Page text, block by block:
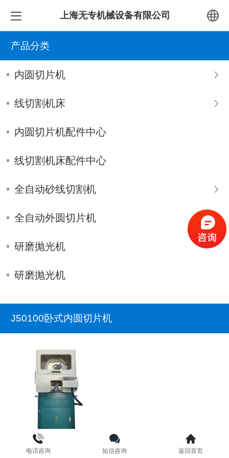
上海无专机械设备有限公司
产品分类
内圆切片机
线切割机床
内圆切片机配件中心
线切割机床配件中心
全自动砂线切割机
全自动外圆切片机
研磨抛光机
研磨抛光机
J50100卧式内圆切片机
J50100C卧式内圆切片机
电话咨询 短信咨询 返回首页